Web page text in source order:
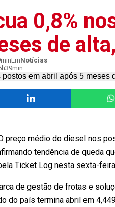
0,8%
de
EmNotícias
preço médio do diesel nos
tendência de queda
Ticket Log nesta sexta-
de gestão de frotas e
do país termina abril em